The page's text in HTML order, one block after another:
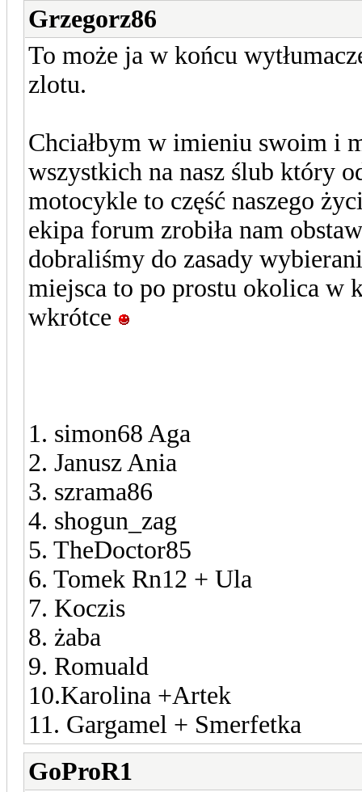
Grzegorz86
To może ja w końcu
zlotu.
Chciałbym w imieniu swoim i
wszystkich na nasz ślub który
motocykle to część naszego
ekipa forum zrobiła nam
dobraliśmy do zasady
miejsca to po prostu okolica w
wkrótce
1. simon68 Aga
2. Janusz Ania
3. szrama86
4. shogun_zag
5. TheDoctor85
6. Tomek Rn12 + Ula
7. Koczis
8. żaba
9. Romuald
10.Karolina +Artek
11. Gargamel + Smerfetka
GoProR1